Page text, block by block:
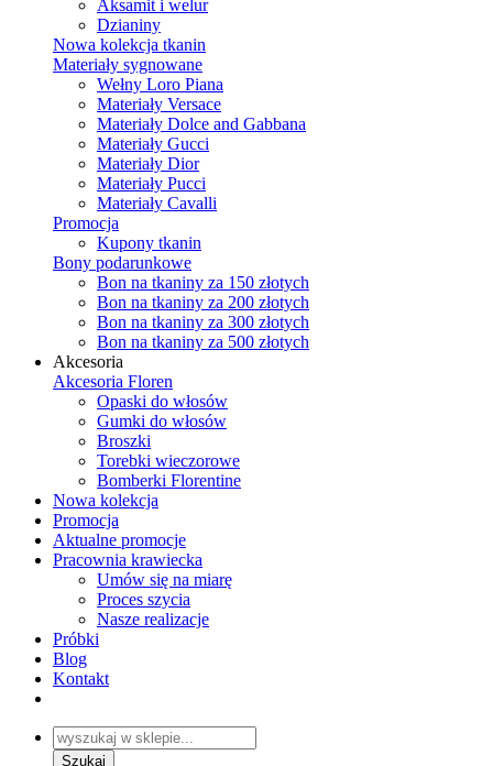
Aksamit i welur
Dzianiny
Nowa kolekcja tkanin
Materiały sygnowane
Wełny Loro Piana
Materiały Versace
Materiały Dolce and Gabbana
Materiały Gucci
Materiały Dior
Materiały Pucci
Materiały Cavalli
Promocja
Kupony tkanin
Bony podarunkowe
Bon na tkaniny za 150 złotych
Bon na tkaniny za 200 złotych
Bon na tkaniny za 300 złotych
Bon na tkaniny za 500 złotych
Akcesoria
Akcesoria Floren
Opaski do włosów
Gumki do włosów
Broszki
Torebki wieczorowe
Bomberki Florentine
Nowa kolekcja
Promocja
Aktualne promocje
Pracownia krawiecka
Umów się na miarę
Proces szycia
Nasze realizacje
Próbki
Blog
Kontakt